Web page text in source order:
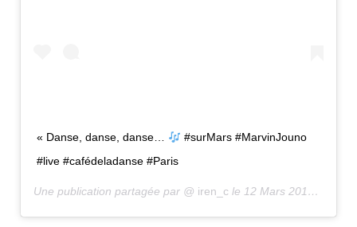
« Danse, danse, danse…
#surMars #MarvinJouno
#live #cafédeladanse #Paris
Une publication partagée par @ iren_c le 12 Mars 2019 à 4 :19 PDT